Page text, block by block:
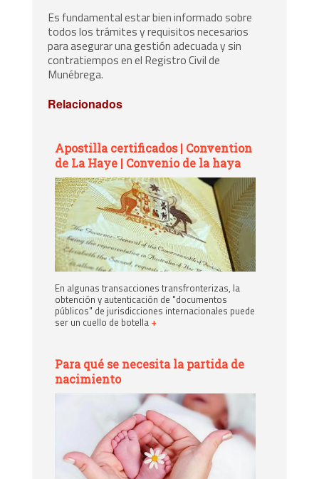
Es fundamental estar bien informado sobre
todos los trámites y requisitos necesarios
para asegurar una gestión adecuada y sin
contratiempos en el Registro Civil de
Munébrega.
Relacionados
Apostilla certificados | Convention
de La Haye | Convenio de la haya
En algunas transacciones transfronterizas, la
obtención y autenticación de "documentos
públicos" de jurisdicciones internacionales puede
ser un cuello de botella +
Para qué se necesita la partida de
nacimiento